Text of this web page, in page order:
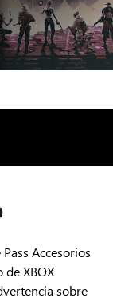
Accesorios
de XBOX
sobre